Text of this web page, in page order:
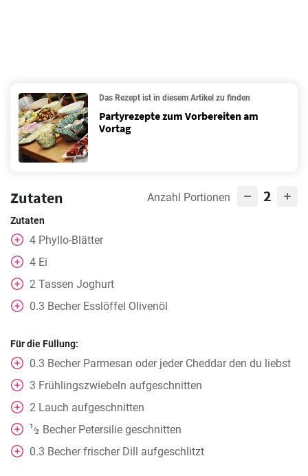
Das Rezept ist in diesem Artikel zu finden
Partyrezepte zum Vorbereiten am
Vortag
Zutaten Anzahl Portionen 2
Zutaten
4 Phyllo-Blätter
4 Ei
2 Tassen Joghurt
0.3 Becher Esslöffel Olivenöl
Für die Füllung:
0.3 Becher Parmesan oder jeder Cheddar den du liebst
3 Frühlingszwiebeln aufgeschnitten
2 Lauch aufgeschnitten
1⁄2 Becher Petersilie geschnitten
0.3 Becher frischer Dill aufgeschlitzt